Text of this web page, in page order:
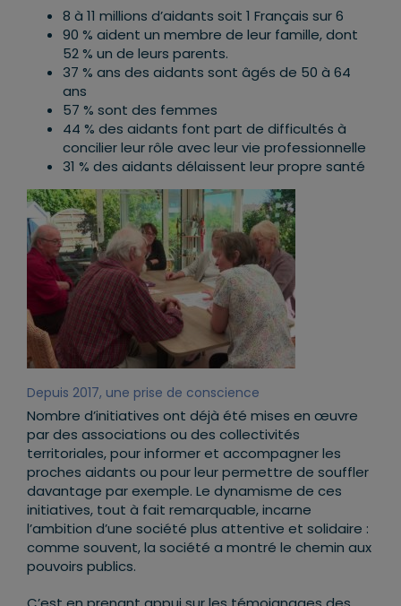
8 à 11 millions d’aidants soit 1 Français sur 6
90 % aident un membre de leur famille, dont
52 % un de leurs parents.
37 % ans des aidants sont âgés de 50 à 64
ans
57 % sont des femmes
44 % des aidants font part de difficultés à
concilier leur rôle avec leur vie professionnelle
31 % des aidants délaissent leur propre santé
Depuis 2017, une prise de conscience
Nombre d’initiatives ont déjà été mises en œuvre
par des associations ou des collectivités
territoriales, pour informer et accompagner les
proches aidants ou pour leur permettre de souffler
davantage par exemple. Le dynamisme de ces
initiatives, tout à fait remarquable, incarne
l’ambition d’une société plus attentive et solidaire :
comme souvent, la société a montré le chemin aux
pouvoirs publics.